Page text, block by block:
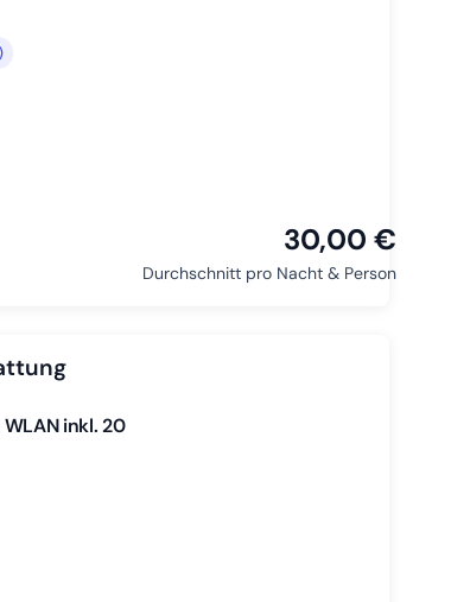
30,00 €
Durchschnitt pro Nacht & Person
inkl. 20